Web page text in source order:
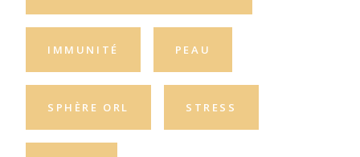
IMMUNITÉ PEAU
SPHÈRE ORL STRESS